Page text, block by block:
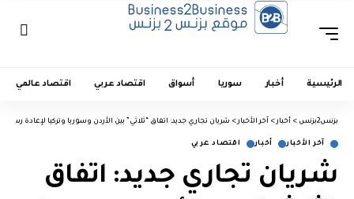
الرئيسية أخبار سوريا أسواق اقتصاد عربي اقتصاد عالمي
بزنس2بزنس > أخبار > آخر الأخبار > شريان تجاري جديد: اتفاق “ثلاثي” بين الأردن وسوريا وتركيا لإعادة رسم
آخر الأخبار أخبار اقتصاد عربي
شريان تجاري جديد: اتفاق